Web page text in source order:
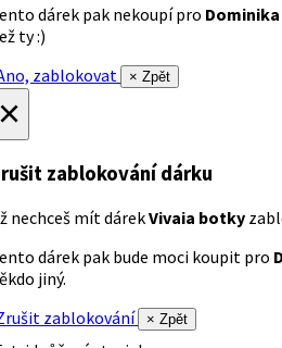
dárek pak nekoupí pro
ty :)
zablokovat
× Zpět
zablokování dárku
nechceš mít dárekVivaia botky
dárek pak bude moci koupit pro
jiný.
zablokování
× Zpět